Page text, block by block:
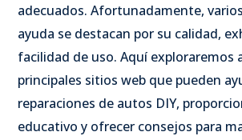
adecuados. Afortunadamente,
ayuda se destacan por su calidad,
facilidad de uso. Aquí exploraremos
principales sitios web que pueden
reparaciones de autos DIY,
educativo y ofrecer consejos para